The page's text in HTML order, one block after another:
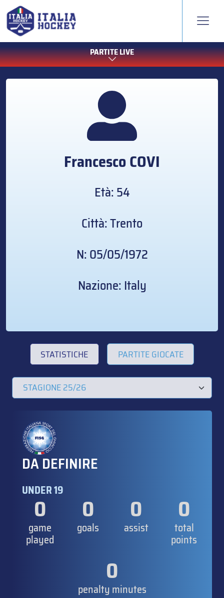
PARTITE LIVE
FrancescoCOVI
Età: 54
Città: Trento
N: 05/05/1972
Nazione: Italy
STATISTICHE PARTITE GIOCATE
DA DEFINIRE
UNDER 19
0
game
played
0
goals
0
assist
0
total
points
0
penalty minutes